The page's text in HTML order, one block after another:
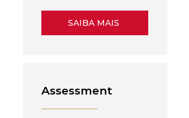
SAIBA MAIS
Assessment